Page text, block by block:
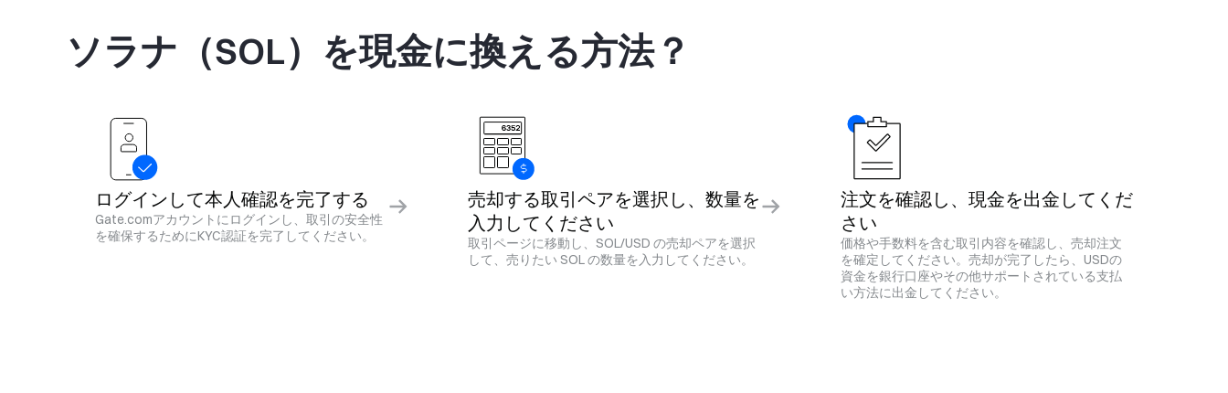
ソラナ（SOL）を現金に換える方法？
ログインして本人確認を完了する
Gate.comアカウントにログインし、取引の安全性
を確保するためにKYC認証を完了してください。
売却する取引ペアを選択し、数量を
入力してください
取引ページに移動し、SOL/USD の売却ペアを選択
して、売りたい SOL の数量を入力してください。
注文を確認し、現金を出金してくだ
さい
価格や手数料を含む取引内容を確認し、売却注文
を確定してください。売却が完了したら、USDの
資金を銀行口座やその他サポートされている支払
い方法に出金してください。